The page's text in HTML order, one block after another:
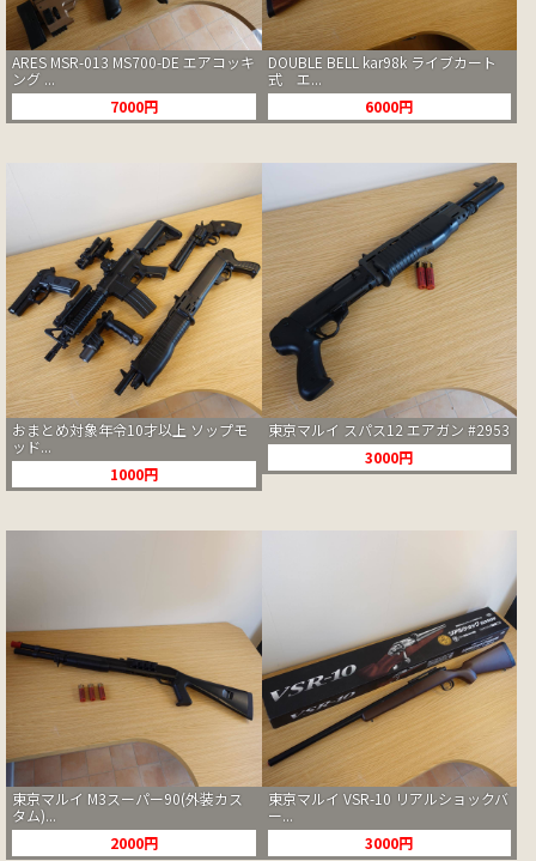
ARES MSR-013 MS700-DE エアコッキ
ング ...
7000円
DOUBLE BELL kar98k ライブカート
式 エ...
6000円
おまとめ対象年令10才以上 ソップモ
ッド...
1000円
東京マルイ スパス12 エアガン #2953
3000円
東京マルイ M3スーパー90(外装カス
タム)...
2000円
東京マルイ VSR-10 リアルショックバ
ー...
3000円